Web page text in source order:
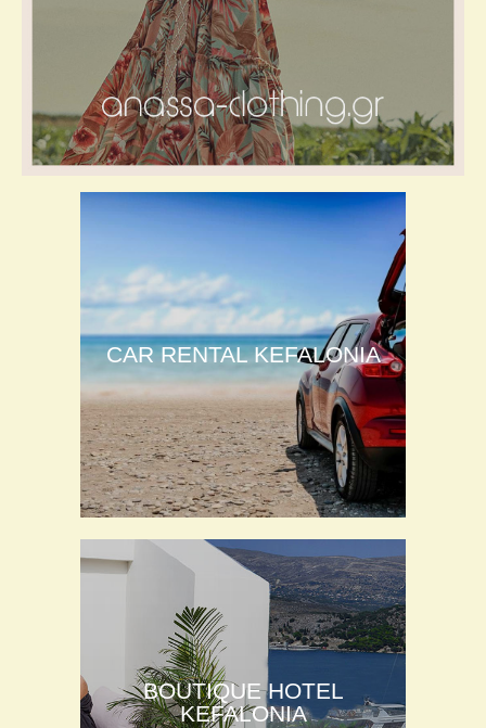
CAR RENTAL KEFALONIA
BOUTIQUE HOTEL
KEFALONIA